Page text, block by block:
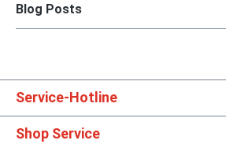
Blog Posts
Service-Hotline
Shop Service